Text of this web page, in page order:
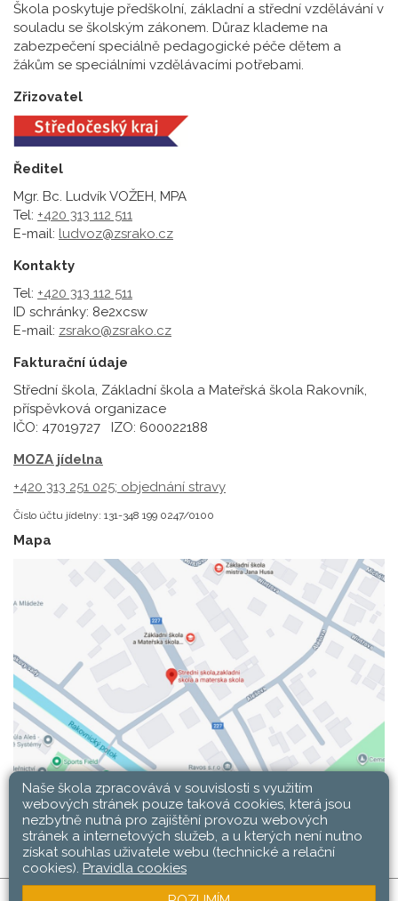
Škola poskytuje předškolní, základní a střední vzdělávání v
souladu se školským zákonem. Důraz klademe na
zabezpečení speciálně pedagogické péče dětem a
žákům se speciálními vzdělávacími potřebami.
Zřizovatel
Ředitel
Mgr. Bc. Ludvík VOŽEH, MPA
Tel: +420 313 112 511
E-mail: ludvoz@zsrako.cz
Kontakty
Tel: +420 313 112 511
ID schránky: 8e2xcsw
E-mail: zsrako@zsrako.cz
Fakturační údaje
Střední škola, Základní škola a Mateřská škola Rakovník,
příspěvková organizace
IČO: 47019727 IZO: 600022188
MOZA jídelna
+420 313 251 025; objednání stravy
Číslo účtu jídelny: 131-348 199 0247/0100
Mapa
Naše škola zpracovává v souvislosti s využitím
webových stránek pouze taková cookies, která jsou
nezbytně nutná pro zajištění provozu webových
stránek a internetových služeb, a u kterých není nutno
získat souhlas uživatele webu (technické a relační
cookies). Pravidla cookies